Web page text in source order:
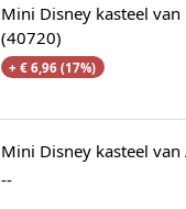
Mini Disney kasteel
(40720)
+ € 6,96 (17%)
Mini Disney kasteel
--